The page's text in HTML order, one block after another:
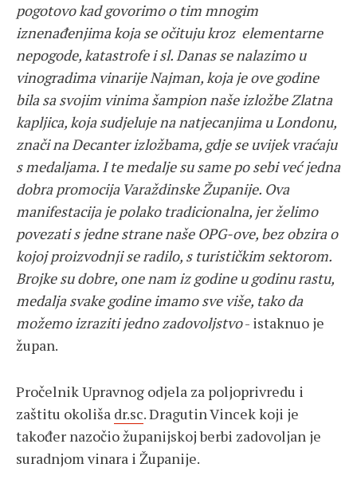
pogotovo kad govorimo o tim mnogim
iznenađenjima koja se očituju kroz elementarne
nepogode, katastrofe i sl. Danas se nalazimo u
vinogradima vinarije Najman, koja je ove godine
bila sa svojim vinima šampion naše izložbe Zlatna
kapljica, koja sudjeluje na natjecanjima u Londonu,
znači na Decanter izložbama, gdje se uvijek vraćaju
s medaljama. I te medalje su same po sebi već jedna
dobra promocija Varaždinske Županije. Ova
manifestacija je polako tradicionalna, jer želimo
povezati s jedne strane naše OPG-ove, bez obzira o
kojoj proizvodnji se radilo, s turističkim sektorom.
Brojke su dobre, one nam iz godine u godinu rastu,
medalja svake godine imamo sve više, tako da
možemo izraziti jedno zadovoljstvo- istaknuo je
župan.
Pročelnik Upravnog odjela za poljoprivredu i
zaštitu okoliša dr.sc. Dragutin Vincek koji je
također nazočio županijskoj berbi zadovoljan je
suradnjom vinara i Županije.